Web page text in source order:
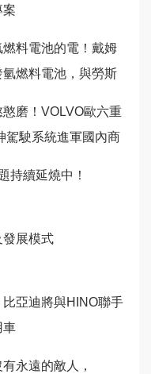
案
料電池的電！戴姆
燃料電池，與勞斯
磨！VOLVO歐六重
駕駛系統進軍國內商
持續延燒中！
發展模式
亞迪將與HINO聯手
車
永遠的敵人，